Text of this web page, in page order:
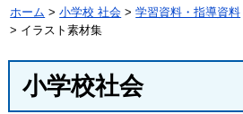
ホーム >小学校 社会 >学習資料・指導資料
> イラスト素材集
小学校社会